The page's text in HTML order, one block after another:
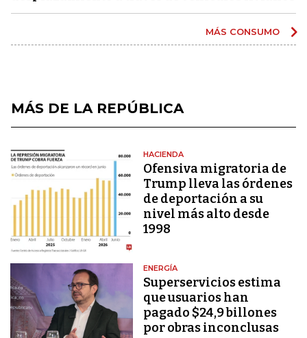
MÁS CONSUMO
MÁS DE LA REPÚBLICA
HACIENDA
Ofensiva migratoria de
Trump lleva las órdenes
de deportación a su
nivel más alto desde
1998
ENERGÍA
Superservicios estima
que usuarios han
pagado $24,9 billones
por obras inconclusas